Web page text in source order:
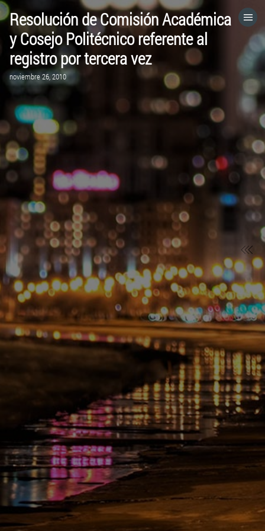
Resolución de Comisión Académica
y Cosejo Politécnico referente al
registro por tercera vez
noviembre 26, 2010
HOME
CATEGORÍAS